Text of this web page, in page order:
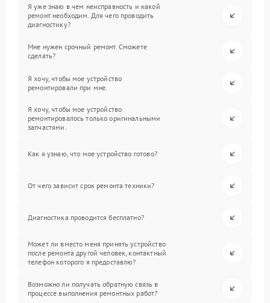
Я уже знаю в чем неисправность и какой
ремонт необходим. Для чего проводить
диагностику?
Мне нужен срочный ремонт. Сможете
сделать?
Я хочу, чтобы мое устройство
ремонтировали при мне.
Я хочу, чтобы мое устройство
ремонтировалось только оригинальными
запчастями.
Как я узнаю, что мое устройство готово?
От чего зависит срок ремонта техники?
Диагностика проводится бесплатно?
Может ли вместо меня принять устройство
после ремонта другой человек, контактный
телефон которого я предоставлю?
Возможно ли получать обратную связь в
процессе выполнения ремонтных работ?